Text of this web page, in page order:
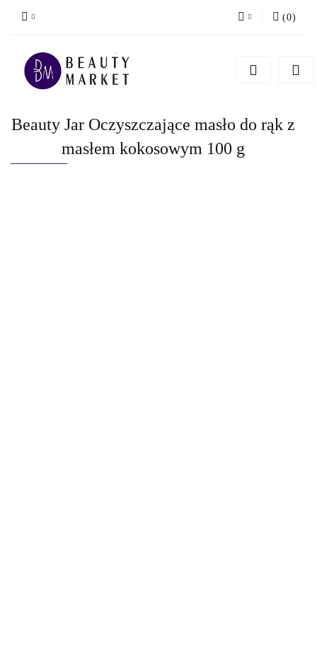
Zarejestruj się
(0)
Beauty Jar Oczyszczające masło do rąk z
masłem kokosowym 100 g